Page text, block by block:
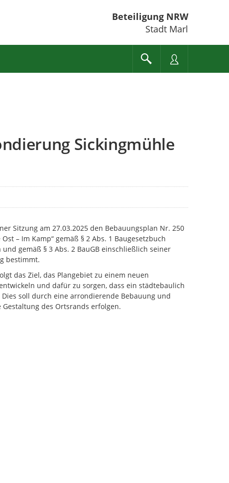
Beteiligung NRW
Stadt Marl
Sickingmühle
Sitzung am 27.03.2025 den Bebauungsplan Nr. 250
– Im Kamp“ gemäß § 2 Abs. 1 Baugesetzbuch
und gemäß § 3 Abs. 2 BauGB einschließlich seiner
bestimmt.
das Ziel, das Plangebiet zu einem neuen
und dafür zu sorgen, dass ein städtebaulich
soll durch eine arrondierende Bebauung und
des Ortsrands erfolgen.